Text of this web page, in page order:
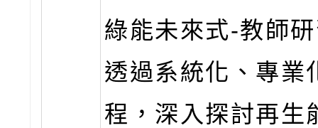
綠能未來式-教師
透過系統化、專業
程，深入探討再生